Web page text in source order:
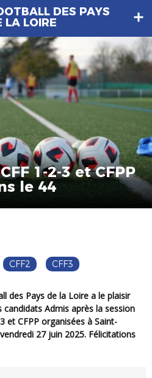
DES PAYS
LA LOIRE
1-2-3 et CFPP
le 44
CFF2 CFF3
Admis après la session
et CFPP organisées à Saint-
27 juin 2025. Félicitations